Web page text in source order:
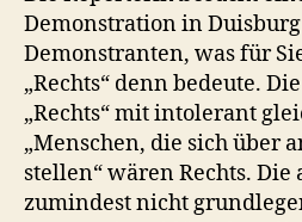
Demonstration in
Demonstranten, was für
„Rechts“ denn bedeute.
„Rechts“ mit intolerant
„Menschen, die sich über
stellen“ wären Rechts.
zumindest nicht